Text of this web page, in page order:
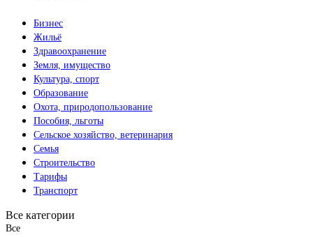
Бизнес
Жильё
Здравоохранение
Земля, имущество
Культура, спорт
Образование
Охота, природопользование
Пособия, льготы
Сельское хозяйство, ветеринария
Семья
Строительство
Тарифы
Транспорт
Все категории
Все